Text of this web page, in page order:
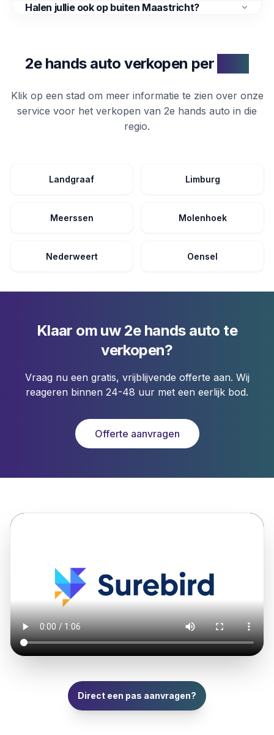
Halen jullie ook op buiten Maastricht?
2e hands auto verkopen per
Klik op een stad om meer informatie te zien over onze
service voor het verkopen van 2e hands auto in die
regio.
Landgraaf Limburg
Meerssen Molenhoek
Nederweert Oensel
Klaar om uw 2e hands auto te
verkopen?
Vraag nu een gratis, vrijblijvende offerte aan. Wij
reageren binnen 24-48 uur met een eerlijk bod.
Offerte aanvragen
Direct een pas aanvragen?